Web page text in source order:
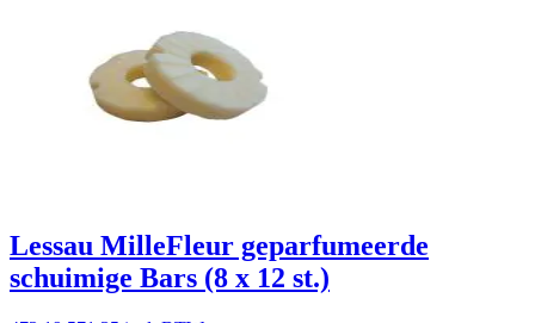
Lessau MilleFleur geparfumeerde
schuimige Bars (8 x 12 st.)